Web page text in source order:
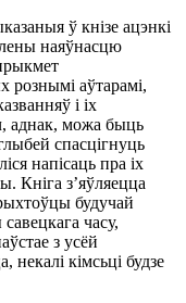
ў кнізе ацэнкі
наяўнасцю
рознымі аўтарамі,
і іх
аднак, можа быць
спасцігнуць
напісаць пра іх
Кніга з’яўляецца
будучай
часу,
з усёй
некалі кімсьці будзе